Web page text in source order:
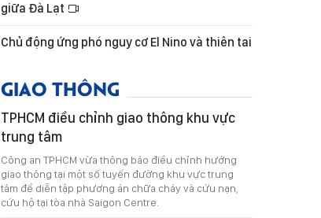
giữa Đà Lạt
Chủ động ứng phó nguy cơ El Nino và thiên tai
GIAO THÔNG
TPHCM điều chỉnh giao thông khu vực
trung tâm
Công an TPHCM vừa thông báo điều chỉnh hướng
giao thông tại một số tuyến đường khu vực trung
tâm để diễn tập phương án chữa cháy và cứu nạn,
cứu hộ tại tòa nhà Saigon Centre.